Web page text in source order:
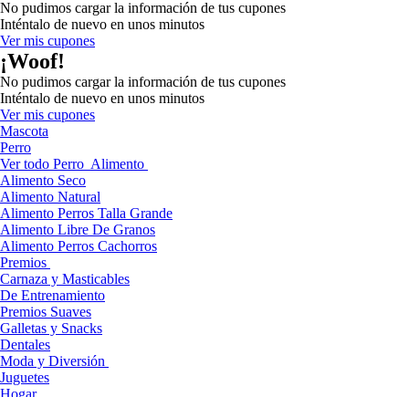
No pudimos cargar la información de tus cupones
Inténtalo de nuevo en unos minutos
Ver mis cupones
¡Woof!
No pudimos cargar la información de tus cupones
Inténtalo de nuevo en unos minutos
Ver mis cupones
Mascota
Perro
Ver todo Perro Alimento
Alimento Seco
Alimento Natural
Alimento Perros Talla Grande
Alimento Libre De Granos
Alimento Perros Cachorros
Premios
Carnaza y Masticables
De Entrenamiento
Premios Suaves
Galletas y Snacks
Dentales
Moda y Diversión
Juguetes
Hogar